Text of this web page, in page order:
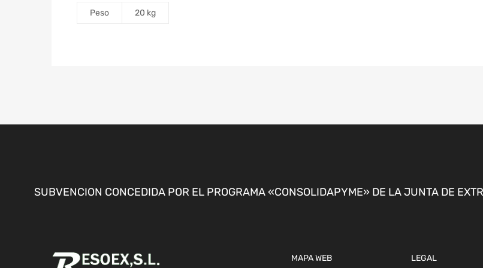
Peso 20 kg
SUBVENCION CONCEDIDA POR EL PROGRAMA «CONSOLIDAPYME» DE LA JUNTA DE
MAPA WEB LEGAL